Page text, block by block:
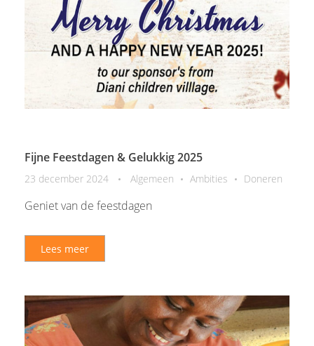
Fijne Feestdagen & Gelukkig 2025
23 december 2024 Algemeen Ambities Doneren
Geniet van de feestdagen
Lees meer